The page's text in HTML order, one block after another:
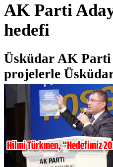
AK Parti
hedefi
Üsküdar AK
projelerle